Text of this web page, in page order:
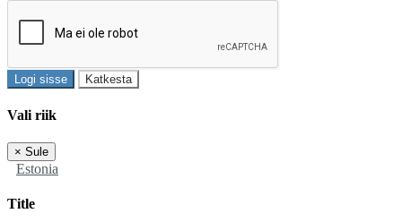
Logi sisse Katkesta
Vali riik
× Sule
Estonia
Title